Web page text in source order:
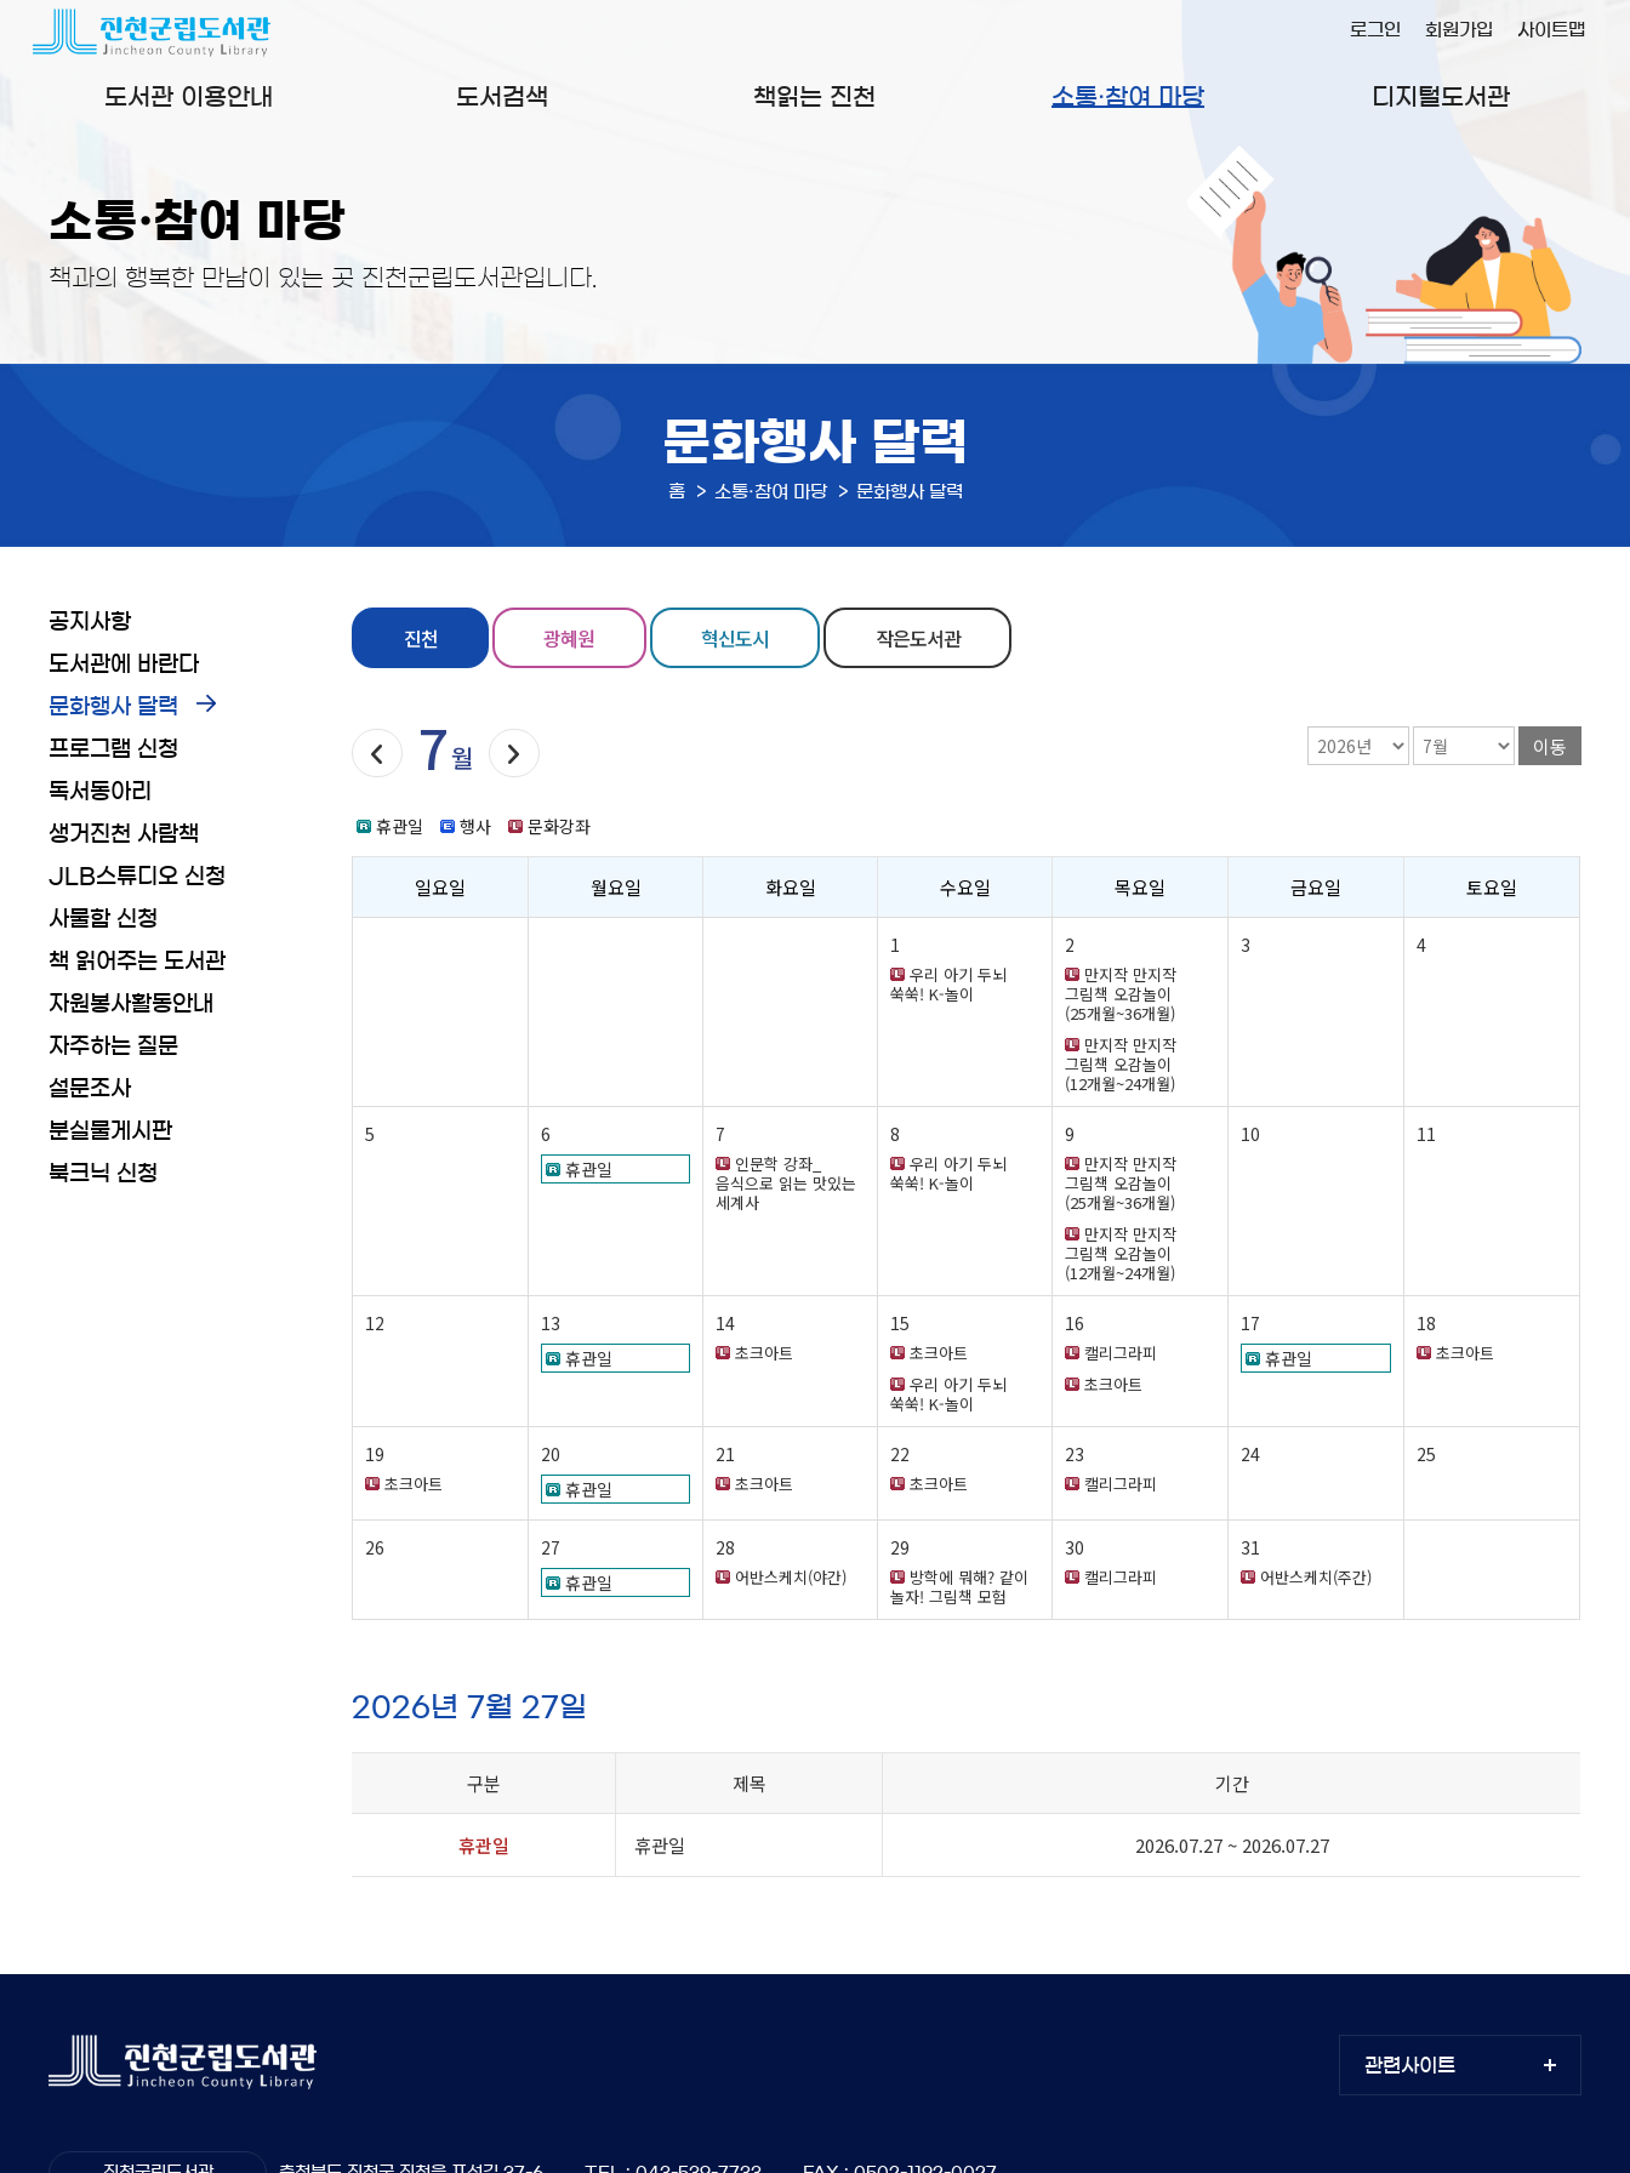
도서관 이용안내 도서검색 책읽는 진천 소통·참여 마당 디지털도서관
로그인 회원가입 사이트맵
소통·참여 마당
책과의 행복한 만남이 있는 곳 진천군립도서관입니다.
문화행사 달력
홈 소통·참여 마당 문화행사 달력
공지사항
도서관에 바란다
문화행사 달력
프로그램 신청
독서동아리
생거진천 사람책
JLB스튜디오 신청
사물함 신청
책 읽어주는 도서관
자원봉사활동안내
자주하는 질문
설문조사
분실물게시판
북크닉 신청
진천 광혜원 혁신도시 작은도서관
7
월
다음달
휴관일 행사 문화강좌
이동
일요일 월요일 화요일 수요일 목요일 금요일 토요일
1
우리 아기 두뇌
쑥쑥! K-놀이
2
만지작 만지작
그림책 오감놀이
(25개월~36개월)
만지작 만지작
그림책 오감놀이
(12개월~24개월)
3 4
5
6
휴관일
7
인문학 강좌_
음식으로 읽는 맛있는
세계사
8
우리 아기 두뇌
쑥쑥! K-놀이
9
만지작 만지작
그림책 오감놀이
(25개월~36개월)
만지작 만지작
그림책 오감놀이
(12개월~24개월)
10 11
12
13
휴관일
14
초크아트
15
초크아트
우리 아기 두뇌
쑥쑥! K-놀이
16
캘리그라피
초크아트
17
휴관일
18
초크아트
19
초크아트
20
휴관일
21
초크아트
22
초크아트
23
캘리그라피
24 25
26
27
휴관일
28
어반스케치(야간)
29
방학에 뭐해? 같이
놀자! 그림책 모험
30
캘리그라피
31
어반스케치(주간)
2026년 7월 27일
구분 제목 기간
휴관일 휴관일 2026.07.27 ~ 2026.07.27
관련사이트